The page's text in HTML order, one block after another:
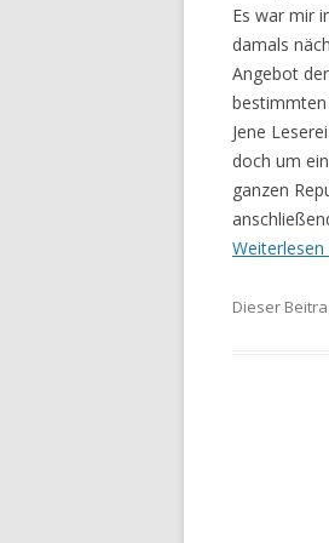
Es war mir
damals
Angebot
bestimmten
Jene
doch um
ganzen
Weiterlesen
Dieser